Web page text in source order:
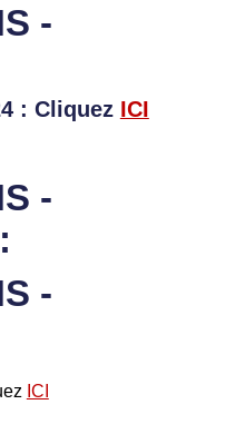
-
: Cliquez ICI
-
-
ICI